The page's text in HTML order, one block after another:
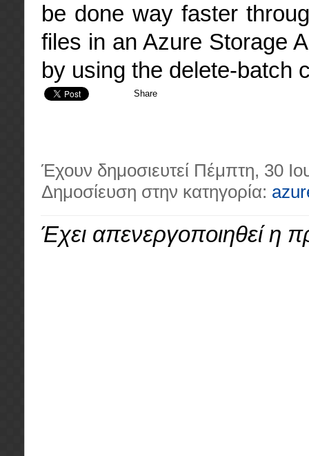
be done way faster
files in an Azure Storage
by using the delete-batch
Share
Έχουν δημοσιευτεί Πέμπτη, 30
Δημοσίευση στην κατηγορία:
Έχει απενεργοποιηθεί η